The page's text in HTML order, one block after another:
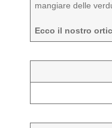
mangiare delle
Ecco il nostro